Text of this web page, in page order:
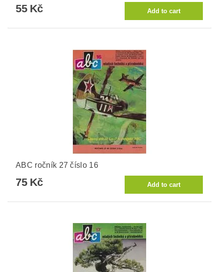
55 Kč
ABC ročník 27 číslo 16
75 Kč